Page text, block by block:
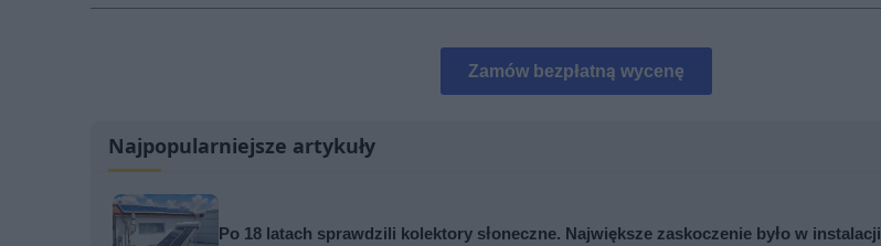
Zamów bezpłatną wycenę
Najpopularniejsze artykuły
Po 18 latach sprawdzili kolektory słoneczne. Największe zaskoczenie było w instalacji